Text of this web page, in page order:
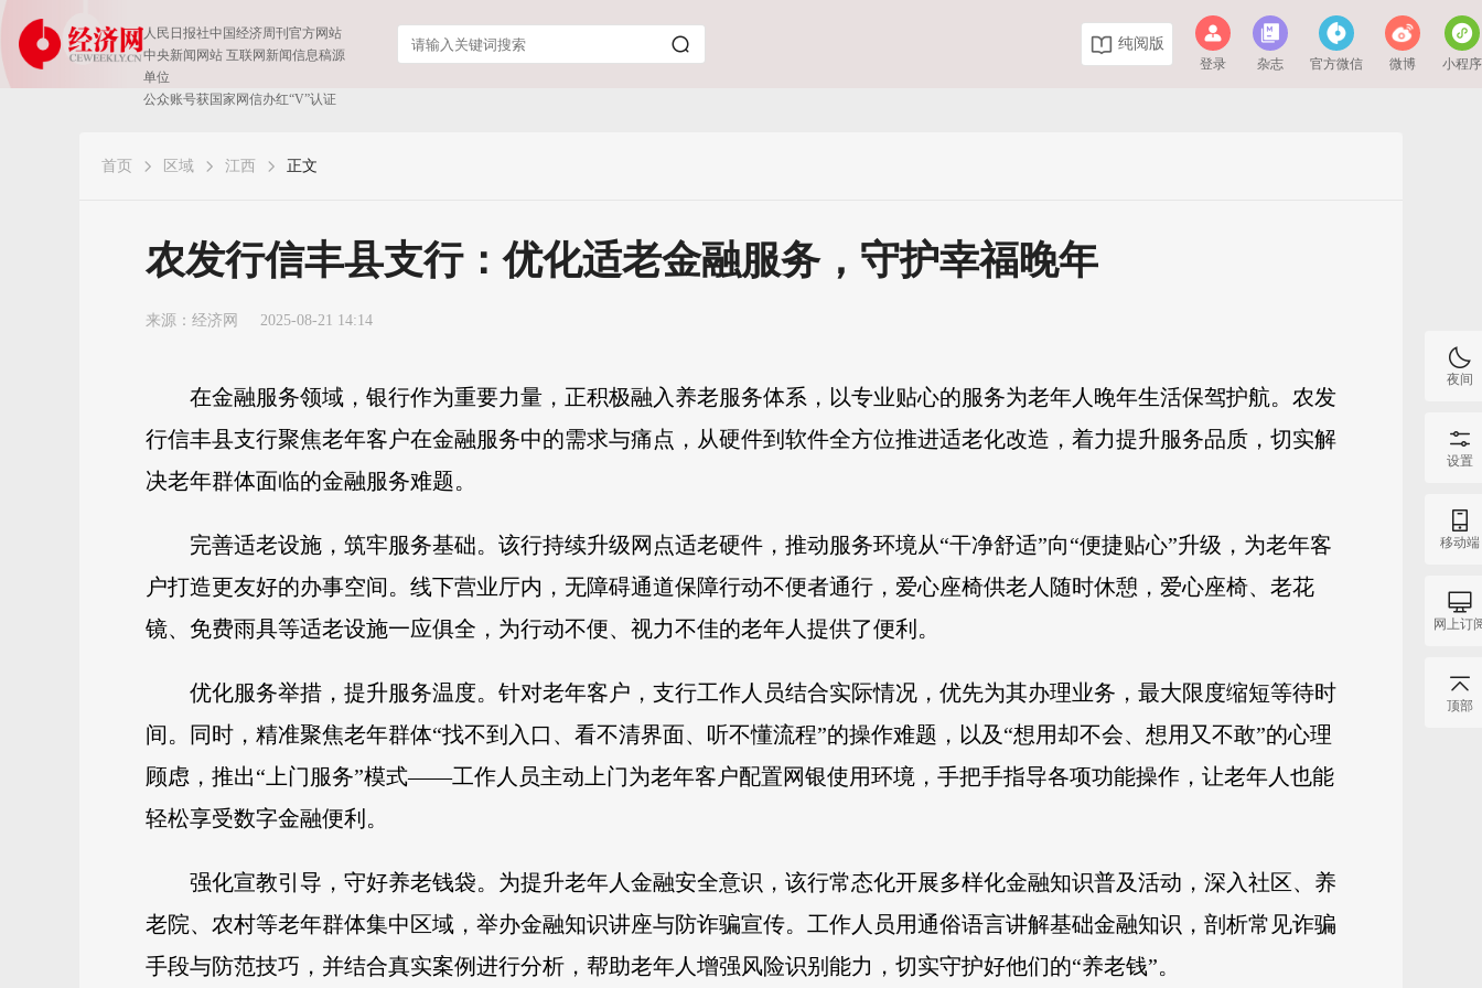
人民日报社中国经济周刊官方网站
中央新闻网站 互联网新闻信息稿源
单位
公众账号获国家网信办红“V”认证
纯阅版
登录 杂志 官方微信 微博 小程序
首页 区域 江西 正文
农发行信丰县支行：优化适老金融服务，守护幸福晚年
来源： 经济网 2025-08-21 14:14
在金融服务领域，银行作为重要力量，正积极融入养老服务体系，以专业贴心的服务为老年人晚年生活保驾护航。农发
行信丰县支行聚焦老年客户在金融服务中的需求与痛点，从硬件到软件全方位推进适老化改造，着力提升服务品质，切实解
决老年群体面临的金融服务难题。
完善适老设施，筑牢服务基础。该行持续升级网点适老硬件，推动服务环境从“干净舒适”向“便捷贴心”升级，为老年客
户打造更友好的办事空间。线下营业厅内，无障碍通道保障行动不便者通行，爱心座椅供老人随时休憩，爱心座椅、老花
镜、免费雨具等适老设施一应俱全，为行动不便、视力不佳的老年人提供了便利。
优化服务举措，提升服务温度。针对老年客户，支行工作人员结合实际情况，优先为其办理业务，最大限度缩短等待时
间。同时，精准聚焦老年群体“找不到入口、看不清界面、听不懂流程”的操作难题，以及“想用却不会、想用又不敢”的心理
顾虑，推出“上门服务”模式——工作人员主动上门为老年客户配置网银使用环境，手把手指导各项功能操作，让老年人也能
轻松享受数字金融便利。
强化宣教引导，守好养老钱袋。为提升老年人金融安全意识，该行常态化开展多样化金融知识普及活动，深入社区、养
老院、农村等老年群体集中区域，举办金融知识讲座与防诈骗宣传。工作人员用通俗语言讲解基础金融知识，剖析常见诈骗
手段与防范技巧，并结合真实案例进行分析，帮助老年人增强风险识别能力，切实守护好他们的“养老钱”。
夜间
设置
移动端
网上订
顶部